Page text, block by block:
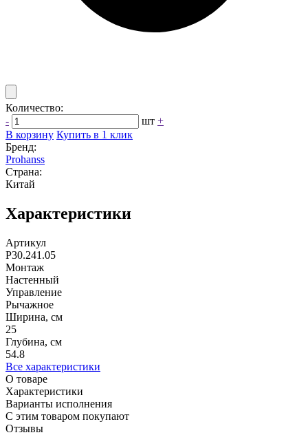
Количество:
-
шт +
В корзину Купить в 1 клик
Бренд:
Prohanss
Страна:
Китай
Характеристики
Артикул
P30.241.05
Монтаж
Настенный
Управление
Рычажное
Ширина, см
25
Глубина, см
54.8
Все характеристики
О товаре
Характеристики
Варианты исполнения
С этим товаром покупают
Отзывы